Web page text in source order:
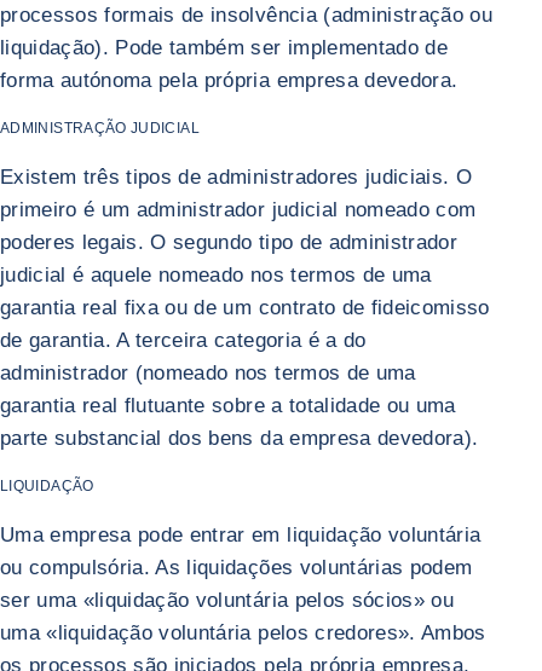
processos formais de insolvência (administração ou
liquidação). Pode também ser implementado de
forma autónoma pela própria empresa devedora.
ADMINISTRAÇÃO JUDICIAL
Existem três tipos de administradores judiciais. O
primeiro é um administrador judicial nomeado com
poderes legais. O segundo tipo de administrador
judicial é aquele nomeado nos termos de uma
garantia real fixa ou de um contrato de fideicomisso
de garantia. A terceira categoria é a do
administrador (nomeado nos termos de uma
garantia real flutuante sobre a totalidade ou uma
parte substancial dos bens da empresa devedora).
LIQUIDAÇÃO
Uma empresa pode entrar em liquidação voluntária
ou compulsória. As liquidações voluntárias podem
ser uma «liquidação voluntária pelos sócios» ou
uma «liquidação voluntária pelos credores». Ambos
os processos são iniciados pela própria empresa,